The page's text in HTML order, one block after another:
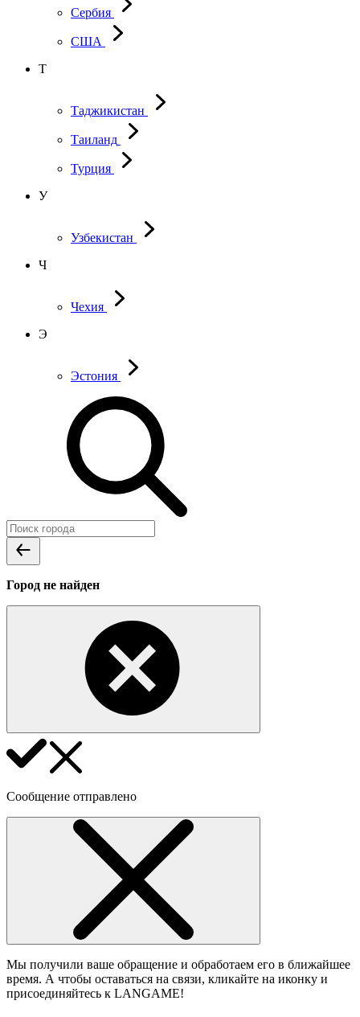
Сербия
США
Т
Таджикистан
Таиланд
Турция
У
Узбекистан
Ч
Чехия
Э
Эстония
Город не найден
Сообщение отправлено
Мы получили ваше обращение и обработаем его в ближайшее
время. А чтобы оставаться на связи, кликайте на иконку и
присоединяйтесь к LANGAME!